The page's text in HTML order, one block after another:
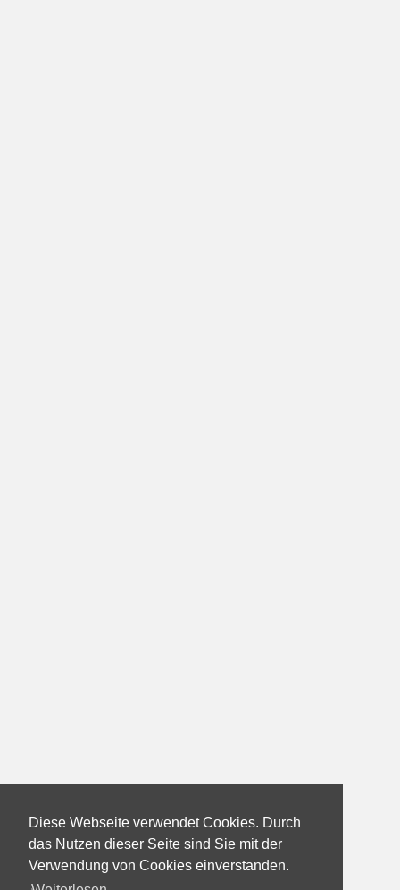
Diese Webseite verwendet Cookies. Durch
das Nutzen dieser Seite sind Sie mit der
Verwendung von Cookies einverstanden.